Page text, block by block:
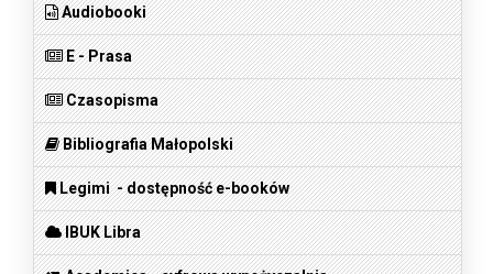
Audiobooki
E - Prasa
Czasopisma
Bibliografia Małopolski
Legimi - dostępność e-booków
IBUK Libra